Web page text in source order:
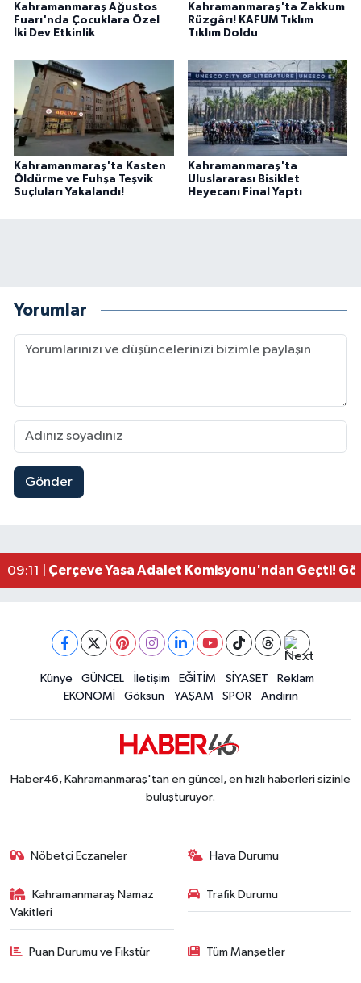
Kahramanmaraş Ağustos
Fuarı'nda Çocuklara Özel
İki Dev Etkinlik
Kahramanmaraş'ta Zakkum
Rüzgârı! KAFUM Tıklım
Tıklım Doldu
Kahramanmaraş'ta Kasten
Öldürme ve Fuhşa Teşvik
Suçluları Yakalandı!
Kahramanmaraş'ta
Uluslararası Bisiklet
Heyecanı Final Yaptı
Yorumlar
Gönder
17:19 |Kahramanmaraşlı İşçi Adana'daki Tünel
09:11 | Çerçeve Yasa Adalet Komisyonu'ndan Geçti!
09:04 |Kahramanmaraş'taki Okul Saldırısı TBMM
Kahramanmaraş'ta Pusula Maraş Eğitim
Kahramanmaraş'ta Tarım İçin Su Seferberliği
20:02 |Kahramanmaraş'ta 5 Kilometrelik Yolda Sıcak
Künye GÜNCEL İletişim EĞİTİM SİYASET
Reklam
EKONOMİ
Göksun YAŞAM SPOR Andırın
Haber46, Kahramanmaraş'tan en güncel, en hızlı haberleri sizinle
buluşturuyor.
Nöbetçi Eczaneler Hava Durumu
Kahramanmaraş Namaz
Vakitleri
Trafik Durumu
Puan Durumu ve Fikstür Tüm Manşetler